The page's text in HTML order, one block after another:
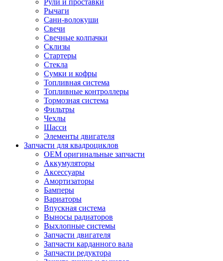
Рычаги
Сани-волокуши
Свечи
Свечные колпачки
Склизы
Стартеры
Стекла
Сумки и кофры
Топливная система
Топливные контроллеры
Тормозная система
Фильтры
Чехлы
Шасси
Элементы двигателя
Запчасти для квадроциклов
OEM оригинальные запчасти
Аккумуляторы
Аксессуары
Амортизаторы
Бамперы
Вариаторы
Впускная система
Выносы радиаторов
Выхлопные системы
Запчасти двигателя
Запчасти карданного вала
Запчасти редуктора